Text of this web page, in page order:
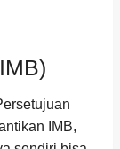
IMB,